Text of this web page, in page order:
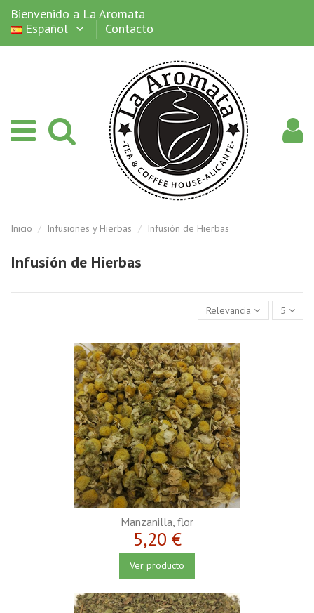
Bienvenido a La Aromata
Español
Contacto
Inicio Infusiones y Hierbas Infusión de Hierbas
Infusión de Hierbas
Relevancia 5
Manzanilla, flor
5,20 €
Ver producto